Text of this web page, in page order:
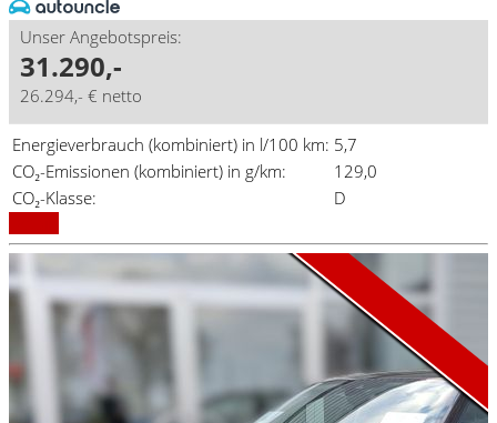
Unser Angebotspreis:
31.290,-
26.294,- € netto
Energieverbrauch (kombiniert) in l/100 km: 5,7
CO₂-Emissionen (kombiniert) in g/km:
129,0
CO₂-Klasse:
D
Aktionsmodell